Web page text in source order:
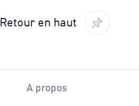
Retour en haut
A propos